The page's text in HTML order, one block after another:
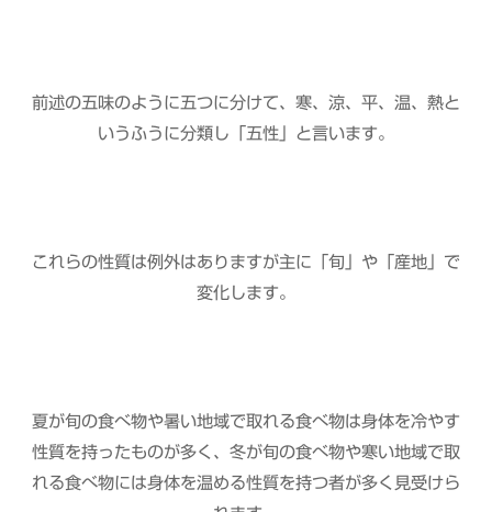
前述の五味のように五つに分けて、寒、涼、平、温、熱と
いうふうに分類し「五性」と言います。
これらの性質は例外はありますが主に「旬」や「産地」で
変化します。
夏が旬の食べ物や暑い地域で取れる食べ物は身体を冷やす
性質を持ったものが多く、冬が旬の食べ物や寒い地域で取
れる食べ物には身体を温める性質を持つ者が多く見受けら